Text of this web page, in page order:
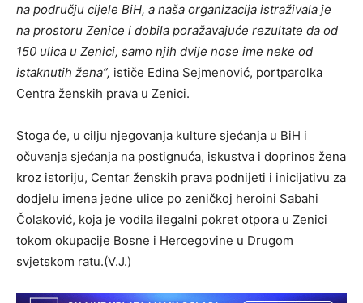
na području cijele BiH, a naša organizacija istraživala je
na prostoru Zenice i dobila poražavajuće rezultate da od
150 ulica u Zenici, samo njih dvije nose ime neke od
istaknutih žena”, ističe Edina Sejmenović, portparolka
Centra ženskih prava u Zenici.
Stoga će, u cilju njegovanja kulture sjećanja u BiH i
očuvanja sjećanja na postignuća, iskustva i doprinos žena
kroz istoriju, Centar ženskih prava podnijeti i inicijativu za
dodjelu imena jedne ulice po zeničkoj heroini Sabahi
Čolaković, koja je vodila ilegalni pokret otpora u Zenici
tokom okupacije Bosne i Hercegovine u Drugom
svjetskom ratu.(V.J.)